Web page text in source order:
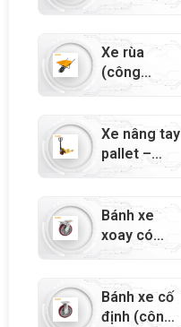
nghiệp) –
Xe rùa
(công
nghiệp) –
Xe nâng tay
pallet –
63111
Bánh xe
xoay có
phanh
nghiệp) –
62943
Bánh xe cố
định (công